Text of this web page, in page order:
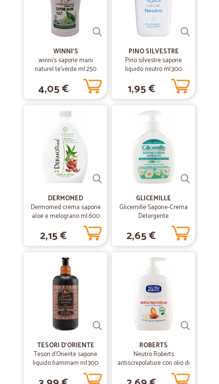
WINNI'S
winni's sapone mani
naturel te'verde ml.250
4,05 €
PINO SILVESTRE
Pino silvestre sapone
liquido neutro ml.300
1,95 €
DERMOMED
Dermomed crema sapone
aloe e melograno ml.600
2,15 €
GLICEMILLE
Glicemille Sapone-Crema
Detergente
Antiscrepolature -
Antisecchezza 300 mL
2,65 €
TESORI D'ORIENTE
Tesori d'Oriente sapone
liquido hammam ml.300
ROBERTS
Neutro Roberts
antiscrepolature con olio di
argan Sapone Liquido
Dermotestato 200 ml.